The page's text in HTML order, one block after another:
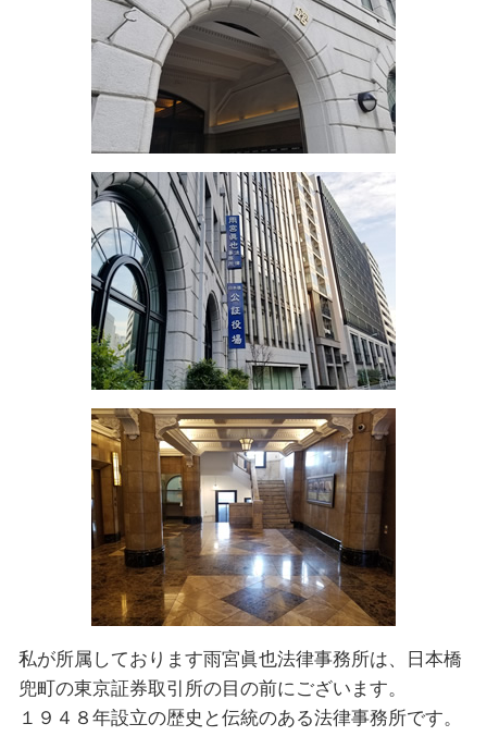
私が所属しております雨宮眞也法律事務所は、日本橋
兜町の東京証券取引所の目の前にございます。
１９４８年設⽴の歴史と伝統のある法律事務所です。